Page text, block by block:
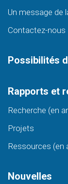
Un message de
Contactez-nous
Possibilités
Rapports et
Recherche (en
Projets
Ressources (en
Nouvelles